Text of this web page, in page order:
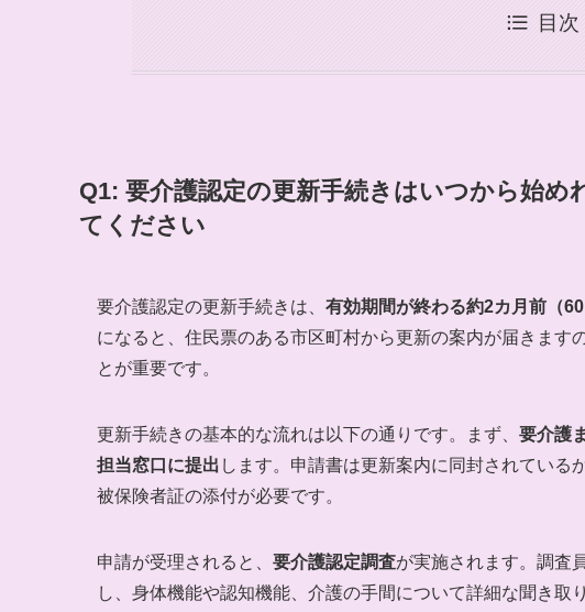
目次
Q1: 要介護認定の更新手続きはいつから始め
てください
要介護認定の更新手続きは、 有効期間が終わる約2カ月前（60
になると、住民票のある市区町村から更新の案内が届きます
とが重要です。
更新手続きの基本的な流れは以下の通りです。まず、 要介護
担当窓口に提出 します。申請書は更新案内に同封されている
被保険者証の添付が必要です。
申請が受理されると、 要介護認定調査が実施されます。調査
し、身体機能や認知機能、介護の手間について詳細な聞き